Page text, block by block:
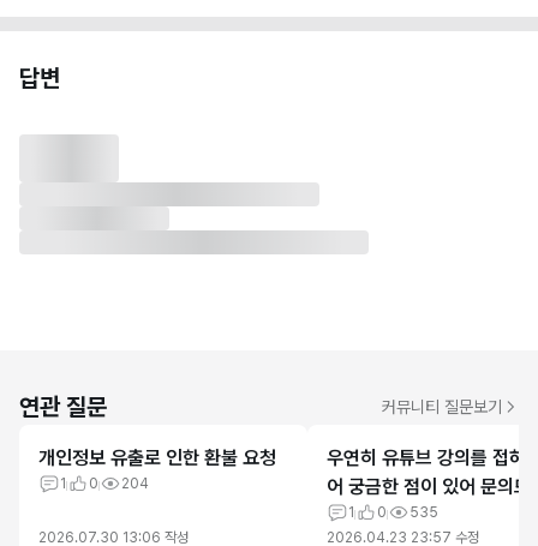
답변
연관 질문 커뮤니티 질문보기
개인정보 유출로 인한 환불 요청
1 0 204
2026.07.30 13:06 작성
우연히 유튜브 강의를 접하
어 궁금한 점이 있어 문의드
다.1 0
535
2026.04.23 23:57 수정